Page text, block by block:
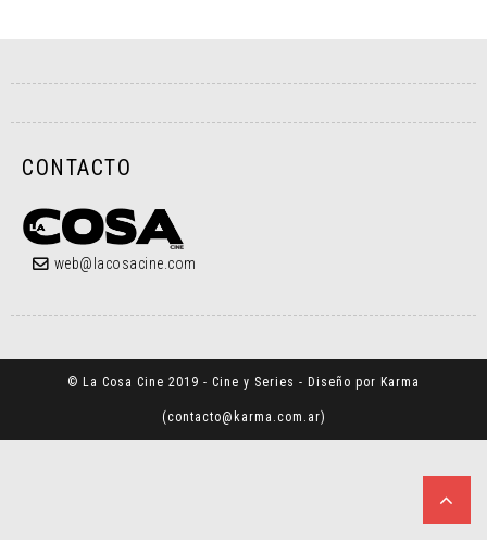
CONTACTO
web@lacosacine.com
© La Cosa Cine 2019 - Cine y Series - Diseño por Karma
(contacto@karma.com.ar)